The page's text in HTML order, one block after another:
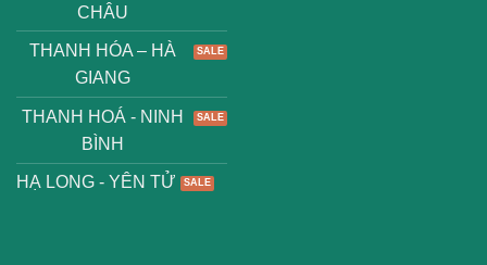
CHÂU
THANH HÓA – HÀ
GIANG
THANH HOÁ - NINH
BÌNH
HẠ LONG - YÊN TỬ